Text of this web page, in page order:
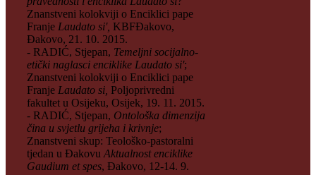
Znanstveni kolokviji o Enciklici pape
Franje Laudato si', KBFĐakovo,
Đakovo, 21. 10. 2015.
- RADIĆ, Stjepan, Temeljni socijalno-
etički naglasci enciklike Laudato si';
Znanstveni kolokviji o Enciklici pape
Franje Laudato si, Poljoprivredni
fakultet u Osijeku, Osijek, 19. 11. 2015.
- RADIĆ, Stjepan, Ontološka dimenzija
čina u svjetlu grijeha i krivnje;
Znanstveni skup: Teološko-pastoralni
tjedan u Đakovu Aktualnost enciklike
Gaudium et spes, Đakovo, 12-14. 9.